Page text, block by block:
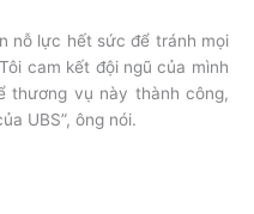
nỗ lực hết sức để tránh mọi
cam kết đội ngũ của mình
thương vụ này thành công,
UBS”, ông nói.